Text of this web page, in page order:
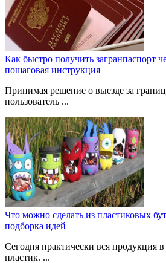
Как быстро получить загранпаспорт
пошаговая инструкция
Принимая решение о выезде за
пользователь ...
Что можно сделать из пластиковых
подборка идей
Сегодня практически вся продукция
пластик. ...